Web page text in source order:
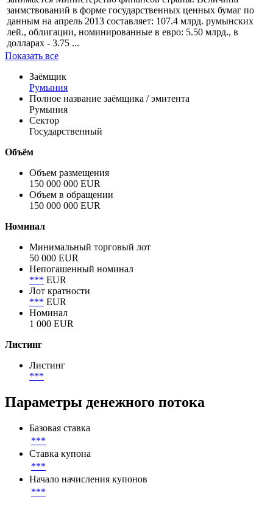
Профиль
Управлением государственным долгом в Румынии
занимается Министерство финансов страны. Величина
заимствований в форме государственных ценных бумаг по
данным на апрель 2013 составляет: 107.4 млрд. румынских
лей., облигации, номинированные в евро: 5.50 млрд., в
долларах - 3.75 ...
Показать все
Заёмщик
Румыния
Полное название заёмщика / эмитента
Румыния
Государственный
Объём
150 000 000 EUR
150 000 000 EUR
Номинал
Минимальный торговый лот
50 000 EUR
Непогашенный номинал
***EUR
***
1 000 EUR
Листинг
Параметры денежного потока
Базовая ставка
***
Ставка купона